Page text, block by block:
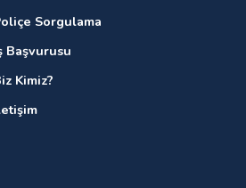
Sorgulama
Başvurusu
Kimiz?